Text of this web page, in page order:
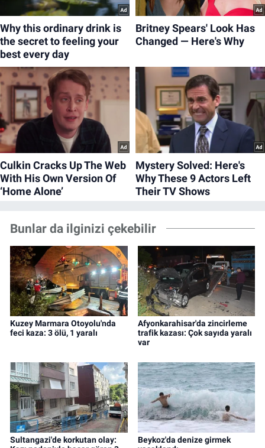
Bunlar da ilginizi çekebilir
Kuzey Marmara Otoyolu'nda
feci kaza: 3 ölü, 1 yaralı
Afyonkarahisar'da zincirleme
trafik kazası: Çok sayıda yaralı
var
Sultangazi'de korkutan olay:
Beykoz'da denize girmek